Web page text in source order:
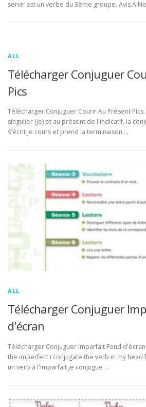
servir est un verbe du 3ème groupe. Avis A
ALL
Télécharger Conjuguer
Pics
Télécharger Conjuguer Courir Au Présent
singulier (je) et au présent de l'indicatif, la
s'écrit je cours et prend la terminaison …
ALL
Télécharger Conjuguer
d'écran
Télécharger Conjuguer Imparfait Fond
the imperfect i conjugate the verb in my head
un verb à l'imparfait je conjugue …